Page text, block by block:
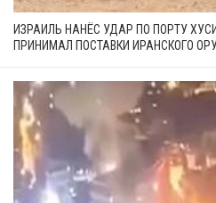
ИЗРАИЛЬ НАНЁС УДАР ПО ПОРТУ
ПРИНИМАЛ ПОСТАВКИ ИРАНСКОГО